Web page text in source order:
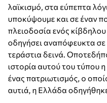
λαϊκισμό, στα εύπεπτα
υποκύψουμε και σε έναν
πλειοδοσία ενός
οδηγήσει αναπόφευκτα σε
τεράστια δεινά.
ιστορία αυτού του τύπου
ένας πατριωτισμός, ο
αυτιά, η Ελλάδα